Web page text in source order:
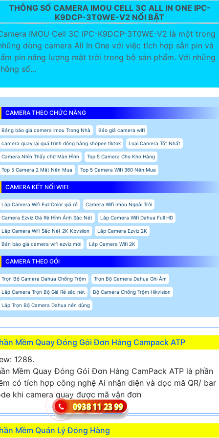
THÔNG SỐ CAMERA IMOU CELL 3C ALL IN ONE IPC-
K9DCP-3T0WE-V2 NỔI BẬT
IMOU Cell 3C IPC-K9DCP-3T0WE-V2 là một trong
dòng camera All In One với việc tích hợp sẵn pin và
pin năng lượng mặt trời trong bộ sản phẩm. Với những
số...
CAMERA THEO CHỨC NĂNG
Bảng báo giá camera imou Trong Nhà Báo giá camera wifi
camera quay lại quá trình đóng hàng shopee tiktok Loại Camera Tốt Nhất
Camera Nhìn Thấy chữ Màn Hình Top 5 Camera Cho Kho Hàng
Top 5 Camera 2 Mắt Nên Mua Top 5 Camera Wifi 360 Nên Mua
CAMERA KẾT NỐI WIFI
Lắp Camera Wifi Full Color giá rẻ Camera Wifi Imou Ngoài Trời
Camera Ezviz Giá Rẻ Hình Ảnh Sắc Nét Lắp Camera Wifi Dahua Full HD
Lắp Camera Wifi Sắc Nét 2K Kbvsiion Lắp Camera Ezviz 2K
Bản báo giá camera wifi ezviz mới Lắp Camera Wifi 2K
CAMERA THEO GÓI
Trọn Bộ Camera Dahua Chống Trộm Trọn Bộ Camera Dahua Ghi Âm
Lắp Camera Trọn Bộ Giá Rẻ sắc nét Bộ Camera Chống Trộm Hikvision
Lắp Trọn Bộ Camera Dahua nên dùng
Mềm Quay Đóng Gói Đơn Hàng Campack ATP
1288.
Mềm Quay Đóng Gói Đơn Hàng CamPack ATP là phần
có tích hợp công nghệ Ai nhận diện và dọc mã QR/ bar
khi camera quay được mã vận đơn
Mềm Quản Lý Đóng Hàng